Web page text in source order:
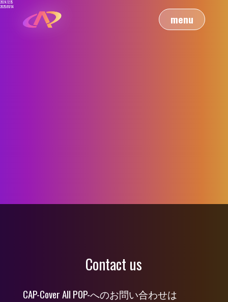
menu
2024.12.15
2025/01/14
Contact us
CAP-Cover All POP-へのお問い合わせは